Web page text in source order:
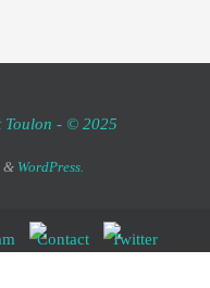
Toulon - © 2025
& WordPress.